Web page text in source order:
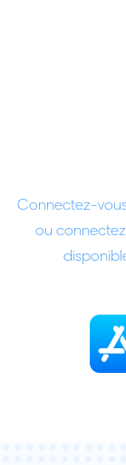
Connectez-
ou